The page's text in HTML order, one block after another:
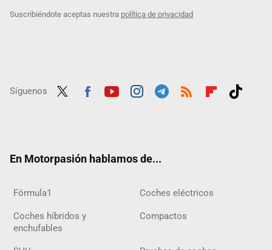
Suscribiéndote aceptas nuestra política de privacidad
Síguenos
En Motorpasión hablamos de...
Fórmula1 Coches eléctricos
Coches híbridos y
enchufables
Compactos